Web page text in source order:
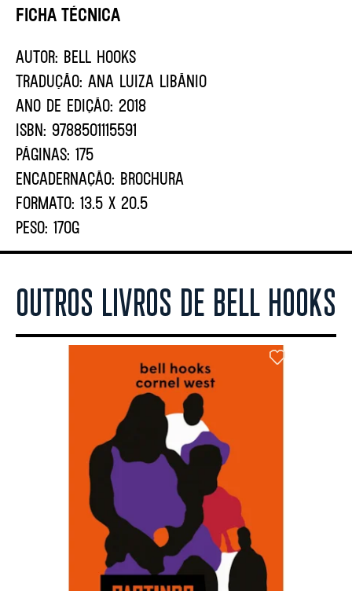
Ficha Técnica
AUTOR: Bell Hooks
TRADUÇÃO: ANA LUIZA LIBÂNIO
ANO DE EDIÇÃO: 2018
ISBN: 9788501115591
PÁGINAS: 175
ENCADERNAÇÃO: BROCHURA
FORMATO: 13.5 X 20.5
PESO: 170G
OUTROS LIVROS DE BELL HOOKS